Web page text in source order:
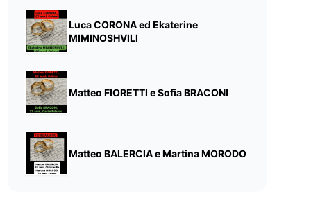
Luca CORONA ed Ekaterine
MIMINOSHVILI
Matteo FIORETTI e Sofia BRACONI
Matteo BALERCIA e Martina MORODO